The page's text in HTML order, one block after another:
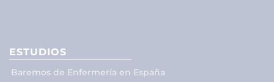
ESTUDIOS
Baremos de Enfermería en España